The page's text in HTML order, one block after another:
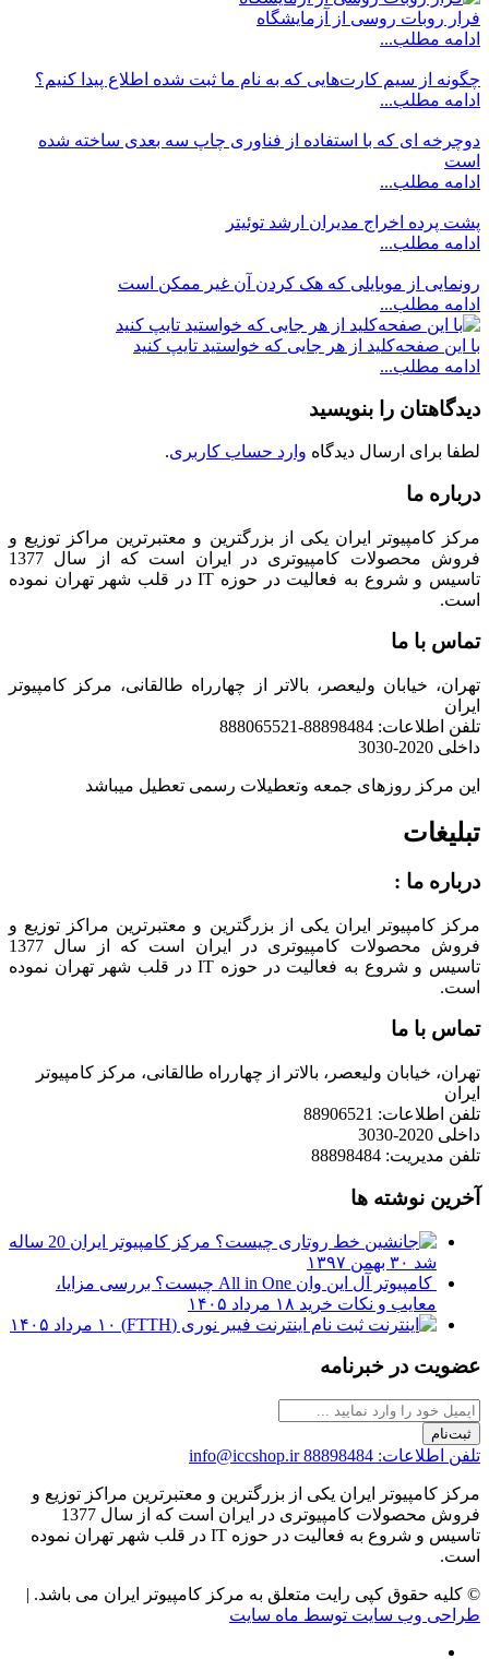
فرار روبات روسی از آزمایشگاه
ادامه مطلب...
چگونه از سیم‌ کارت‌هایی که به نام ما ثبت شده اطلاع پیدا کنیم؟
ادامه مطلب...
دوچرخه ای که با استفاده از فناوری چاپ سه بعدی ساخته شده
است
ادامه مطلب...
پشت پرده اخراج مدیران ارشد توئیتر
ادامه مطلب...
رونمایی از موبایلی که هک کردن آن غیر ممکن است
ادامه مطلب...
با این صفحه‌کلید از هر جایی که خواستید تایپ کنید
ادامه مطلب...
دیدگاهتان را بنویسید
لطفا برای ارسال دیدگاه وارد حساب کاربری.
درباره ما
مرکز کامپیوتر ایران یکی از بزرگترین و معتبرترین مراکز توزیع و
فروش محصولات کامپیوتری در ایران است که از سال 1377
تاسیس و شروع به فعالیت در حوزه IT در قلب شهر تهران نموده
است.
تماس با ما
تهران، خیابان ولیعصر، بالاتر از چهارراه طالقانی، مرکز کامپیوتر
ایران
تلفن اطلاعات: 88898484-888065521
داخلی 2020-3030
این مرکز روزهای جمعه وتعطیلات رسمی تعطیل میباشد
تبلیغات
درباره ما :
مرکز کامپیوتر ایران یکی از بزرگترین و معتبرترین مراکز توزیع و
فروش محصولات کامپیوتری در ایران است که از سال 1377
تاسیس و شروع به فعالیت در حوزه IT در قلب شهر تهران نموده
است.
تماس با ما
تهران، خیابان ولیعصر، بالاتر از چهارراه طالقانی، مرکز کامپیوتر
ایران
تلفن اطلاعات: 88906521
داخلی 2020-3030
تلفن مدیریت: 88898484
آخرین نوشته ها
مرکز کامپیوتر ایران 20 ساله
شد ۳۰ بهمن ۱۳۹۷
کامپیوتر آل این وان All in One چیست؟ بررسی مزایا،
معایب و نکات خرید ۱۸ مرداد ۱۴۰۵
ثبت نام اینترنت فیبر نوری (FTTH)
۱۰ مرداد ۱۴۰۵
عضویت در خبرنامه
ثبت‌نام
تلفن اطلاعات: 88898484 info@iccshop.ir
مرکز کامپیوتر ایران یکی از بزرگترین و معتبرترین مراکز توزیع و
فروش محصولات کامپیوتری در ایران است که از سال 1377
تاسیس و شروع به فعالیت در حوزه IT در قلب شهر تهران نموده
است.
© کلیه حقوق کپی رایت متعلق به مرکز کامپیوتر ایران می باشد. |
طراحی وب سایت توسط ماه سایت